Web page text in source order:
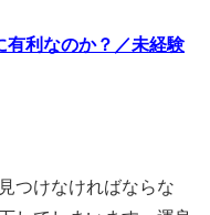
有利なのか？／未経験
つけなければならな